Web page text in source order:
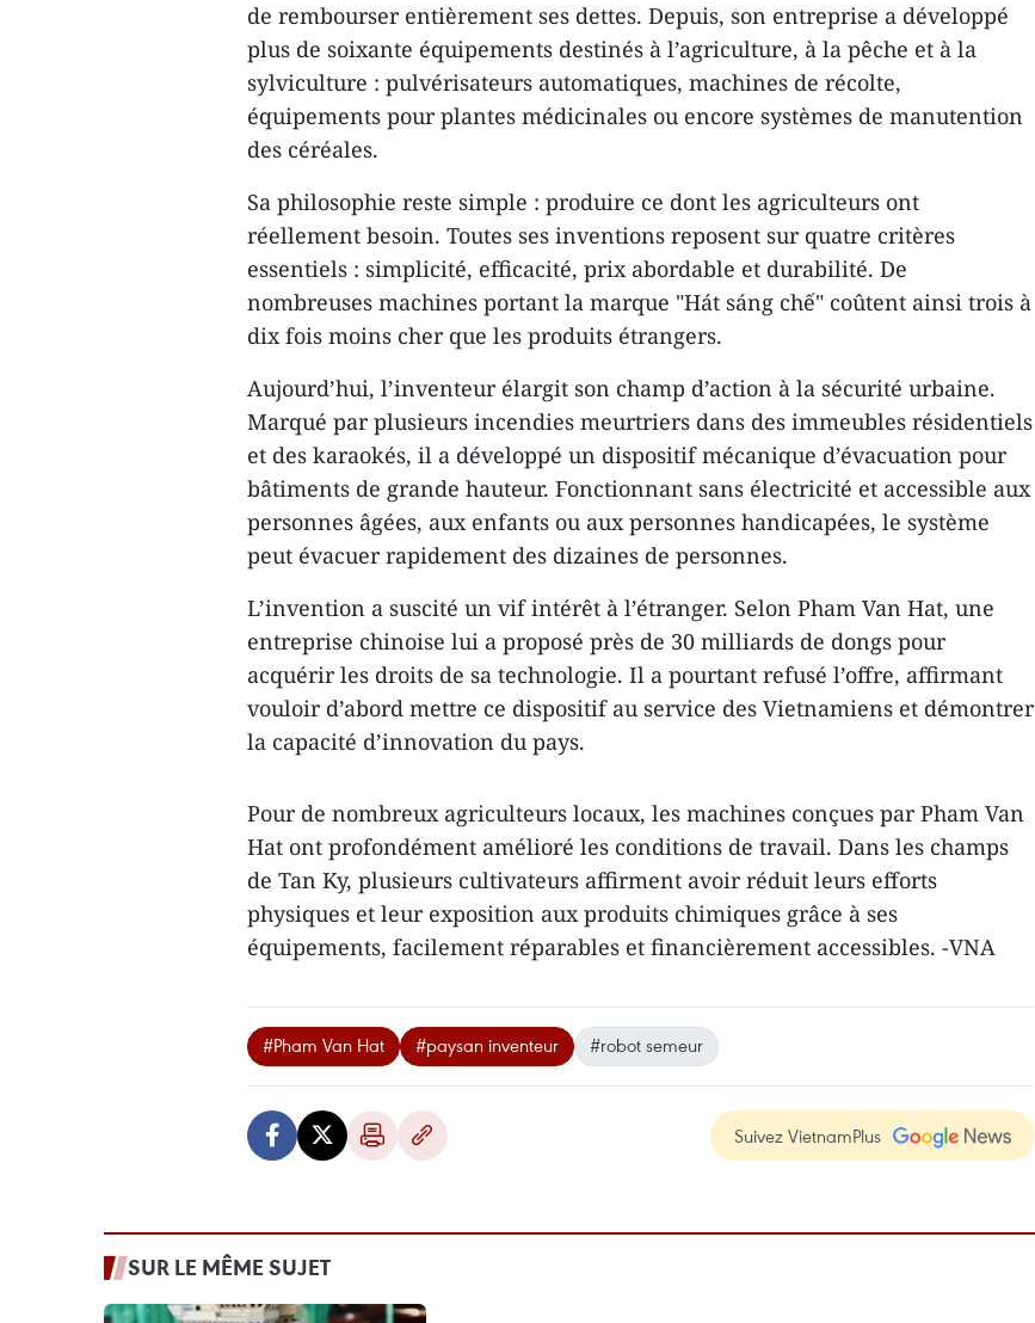
de rembourser entièrement ses dettes. Depuis, son entreprise a développé
plus de soixante équipements destinés à l’agriculture, à la pêche et à la
sylviculture : pulvérisateurs automatiques, machines de récolte,
équipements pour plantes médicinales ou encore systèmes de manutention
des céréales.
Sa philosophie reste simple : produire ce dont les agriculteurs ont
réellement besoin. Toutes ses inventions reposent sur quatre critères
essentiels : simplicité, efficacité, prix abordable et durabilité. De
nombreuses machines portant la marque "Hát sáng chế" coûtent ainsi trois à
dix fois moins cher que les produits étrangers.
Aujourd’hui, l’inventeur élargit son champ d’action à la sécurité urbaine.
Marqué par plusieurs incendies meurtriers dans des immeubles résidentiels
et des karaokés, il a développé un dispositif mécanique d’évacuation pour
bâtiments de grande hauteur. Fonctionnant sans électricité et accessible aux
personnes âgées, aux enfants ou aux personnes handicapées, le système
peut évacuer rapidement des dizaines de personnes.
L’invention a suscité un vif intérêt à l’étranger. Selon Pham Van Hat, une
entreprise chinoise lui a proposé près de 30 milliards de dongs pour
acquérir les droits de sa technologie. Il a pourtant refusé l’offre, affirmant
vouloir d’abord mettre ce dispositif au service des Vietnamiens et démontrer
la capacité d’innovation du pays.
Pour de nombreux agriculteurs locaux, les machines conçues par Pham Van
Hat ont profondément amélioré les conditions de travail. Dans les champs
de Tan Ky, plusieurs cultivateurs affirment avoir réduit leurs efforts
physiques et leur exposition aux produits chimiques grâce à ses
équipements, facilement réparables et financièrement accessibles. -VNA
#Pham Van Hat #paysan inventeur #robot semeur
Suivez VietnamPlus
SUR LE MÊME SUJET